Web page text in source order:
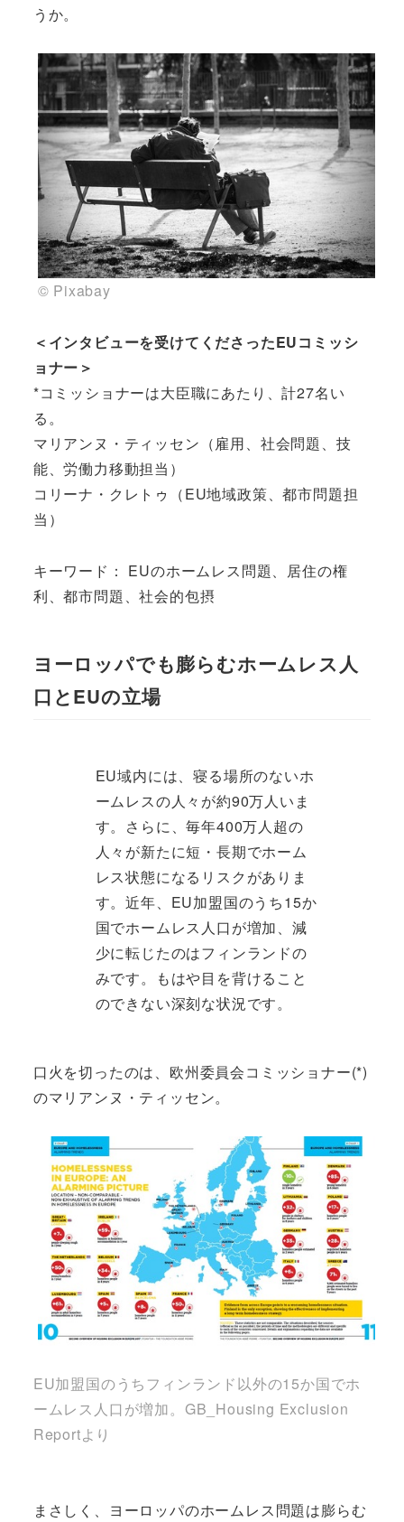
うか。
© Pixabay
＜インタビューを受けてくださったEUコミッシ
ョナー＞
*コミッショナーは大臣職にあたり、計27名い
る。
マリアンヌ・ティッセン（雇用、社会問題、技
能、労働力移動担当）
コリーナ・クレトゥ（EU地域政策、都市問題担
当）
キーワード： EUのホームレス問題、居住の権
利、都市問題、社会的包摂
ヨーロッパでも膨らむホームレス人
口とEUの立場
EU域内には、寝る場所のないホ
ームレスの人々が約90万人いま
す。さらに、毎年400万人超の
人々が新たに短・長期でホーム
レス状態になるリスクがありま
す。近年、EU加盟国のうち15か
国でホームレス人口が増加、減
少に転じたのはフィンランドの
みです。もはや目を背けること
のできない深刻な状況です。
口火を切ったのは、欧州委員会コミッショナー(*)
のマリアンヌ・ティッセン。
EU加盟国のうちフィンランド以外の15か国でホ
ームレス人口が増加。GB_Housing Exclusion
Reportより
まさしく、ヨーロッパのホームレス問題は膨らむ